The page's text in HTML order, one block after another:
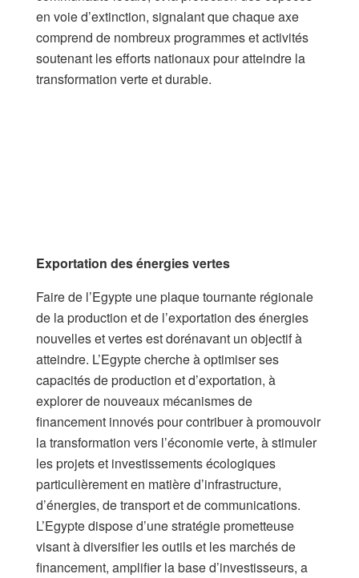
en voie d’extinction, signalant que chaque axe
comprend de nombreux programmes et activités
soutenant les efforts nationaux pour atteindre la
transformation verte et durable.
Exportation des énergies vertes
Faire de l’Egypte une plaque tournante régionale
de la production et de l’exportation des énergies
nouvelles et vertes est dorénavant un objectif à
atteindre. L’Egypte cherche à optimiser ses
capacités de production et d’exportation, à
explorer de nouveaux mécanismes de
financement innovés pour contribuer à promouvoir
la transformation vers l’économie verte, à stimuler
les projets et investissements écologiques
particulièrement en matière d’infrastructure,
d’énergies, de transport et de communications.
L’Egypte dispose d’une stratégie prometteuse
visant à diversifier les outils et les marchés de
financement, amplifier la base d’investisseurs, a